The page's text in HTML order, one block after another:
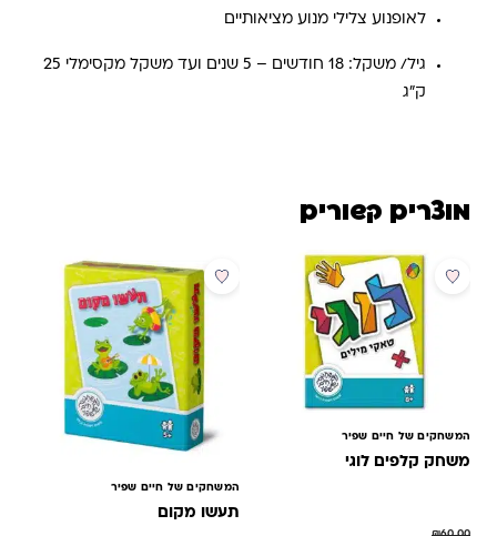
לאופנוע צלילי מנוע מציאותיים
גיל/ משקל: 18 חודשים – 5 שנים ועד משקל מקסימלי 25
ק”ג
מוצרים קשורים
מבצע
המשחקים של חיים שפיר
משחק קלפים לוגי
המשחקים של חיים שפיר
תעשו מקום